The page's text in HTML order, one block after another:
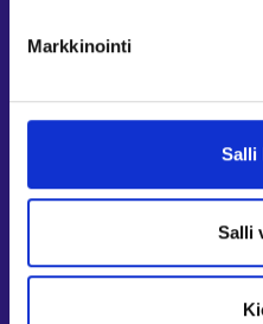
Markkinointi
Salli
Salli
Avoimet työpaikat
Työllisyysalueiden
Sähköisen asioinnin tuki